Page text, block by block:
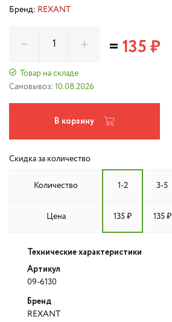
Бренд: REXANT
Товар на складе
Самовывоз: 10.08.2026
=135 ₽
В корзину
Скидка за количество
Количество 1-2 3-5
Цена 135 ₽ 135 ₽
Технические характеристики
Артикул
09-6130
Бренд
REXANT